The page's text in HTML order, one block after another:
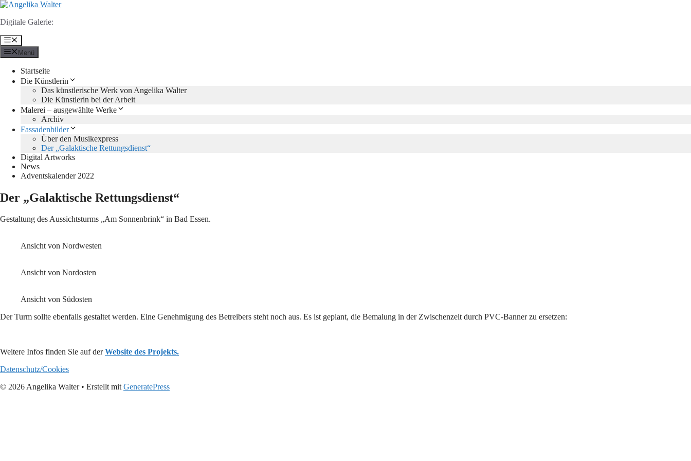
Zum
springen
Digitale Galerie:
Menü
Menü
Startseite
Die Künstlerin
Das künstlerische Werk von Angelika Walter
Die Künstlerin bei der Arbeit
Malerei – ausgewählte Werke
Archiv
Fassadenbilder
Über den Musikexpress
Der „Galaktische Rettungsdienst“
Digital Artworks
News
Adventskalender 2022
Der „Galaktische Rettungsdienst“
Gestaltung des Aussichtsturms „Am Sonnenbrink“ in Bad Essen.
Ansicht von Nordwesten
Ansicht von Nordosten
Ansicht von Südosten
Der Turm sollte ebenfalls gestaltet werden. Eine Genehmigung des Betreibers steht noch aus. Es ist geplant, die Bemalung in der Zwischenzeit durch PVC-Banner zu ersetzen:
Weitere Infos finden Sie auf derWebsite des Projekts.
Datenschutz/Cookies
© 2026 Angelika Walter• Erstellt mitGeneratePress